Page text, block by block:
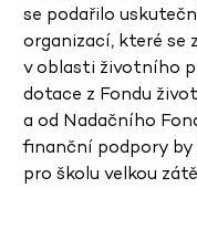
se podařilo
organizací, které se
v oblasti životního
dotace z Fondu
a od Nadačního
finanční podpory
pro školu velkou